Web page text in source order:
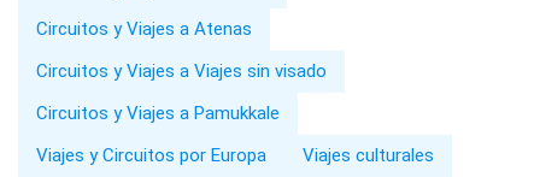
Circuitos y Viajes a Atenas
Circuitos y Viajes a Viajes sin visado
Circuitos y Viajes a Pamukkale
Viajes y Circuitos por Europa
Viajes culturales